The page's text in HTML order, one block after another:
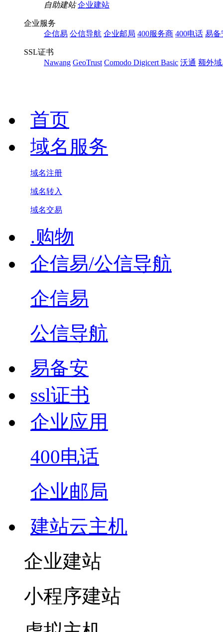
自助建站 企业建站
企业服务
企信易 公信导航 企业邮局 400服务商 400电话 易备
SSL证书
Nawang GeoTrust Comodo Digicert Basic 沃通 额外
首页
域名服务
域名注册
域名转入
域名交易
.购物
企信易/公信导航
企信易
公信导航
易备安
ssl证书
企业应用
400电话
企业邮局
建站云主机
企业建站
小程序建站